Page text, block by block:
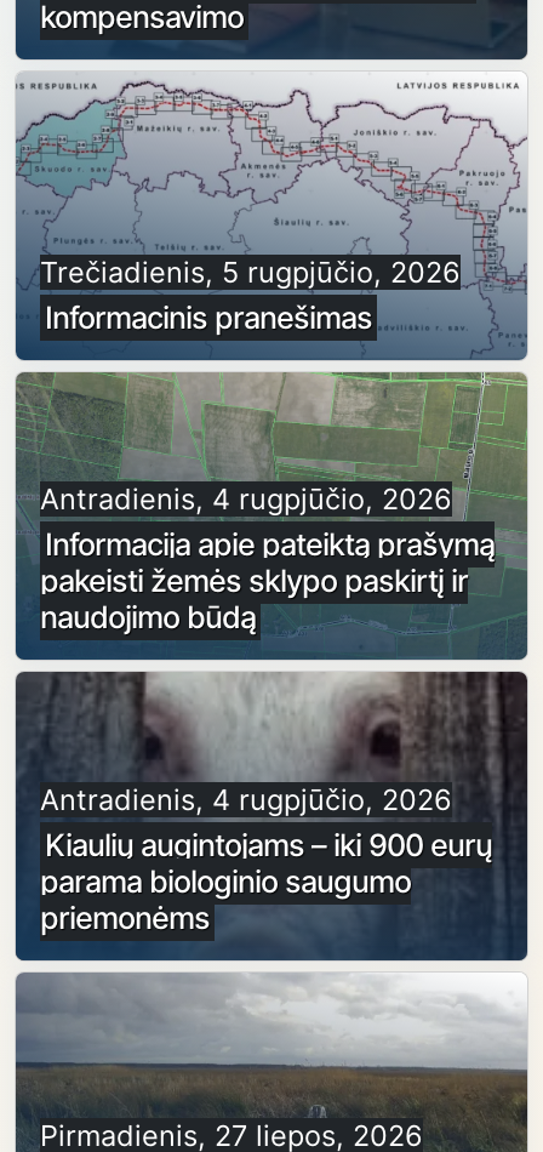
kompensavimo
Trečiadienis, 5 rugpjūčio, 2026
Informacinis pranešimas
Antradienis, 4 rugpjūčio, 2026
Informacija apie pateiktą prašymą
pakeisti žemės sklypo paskirtį ir
naudojimo būdą
Antradienis, 4 rugpjūčio, 2026
Kiaulių augintojams – iki 900 eurų
parama biologinio saugumo
priemonėms
Pirmadienis, 27 liepos, 2026